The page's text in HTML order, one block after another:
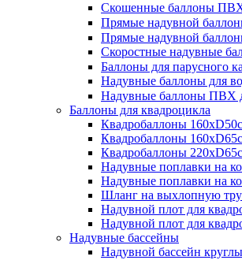
Скошенные баллоны
Прямые надувной
Прямые надувной
Скоростные надувные
Баллоны для парусного
Надувные баллоны для
Надувные баллоны ПВХ
Баллоны для квадроцикла
Квадробаллоны
Квадробаллоны
Квадробаллоны
Надувные поплавки на
Надувные поплавки на
Шланг на выхлопную
Надувной плот для
Надувной плот для
Надувные бассейны
Надувной бассейн